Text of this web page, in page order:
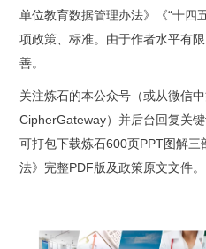
单位教育数据管理办法》《“十四
项政策、标准。由于作者水平有
善。
关注炼石的本公众号（或从微信
CipherGateway）并后台回复关键
可打包下载炼石600页PPT图解三
法》完整PDF版及政策原文文件。